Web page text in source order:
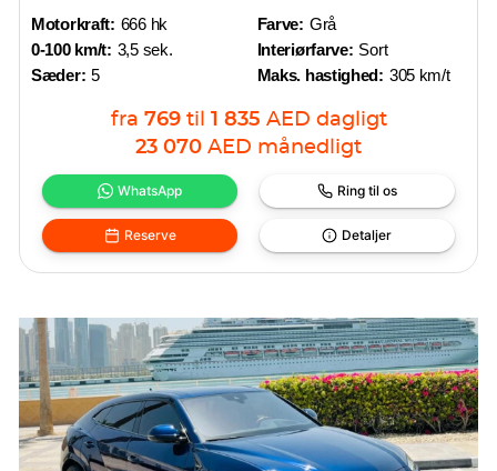
Motorkraft: 666 hk
0-100 km/t: 3,5 sek.
Sæder: 5
Farve: Grå
Interiørfarve: Sort
Maks. hastighed: 305 km/t
fra 769 til 1 835 AED dagligt
23 070 AED månedligt
WhatsApp Ring til os
Reserve Detaljer